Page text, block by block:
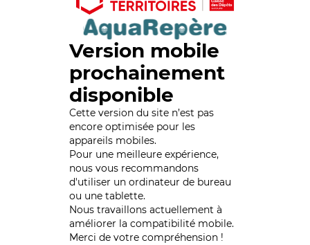
Version mobile
prochainement
disponible
Cette version du site n’est pas
encore optimisée pour les
appareils mobiles.
Pour une meilleure expérience,
nous vous recommandons
d'utiliser un ordinateur de bureau
ou une tablette.
Nous travaillons actuellement à
améliorer la compatibilité mobile.
Merci de votre compréhension !